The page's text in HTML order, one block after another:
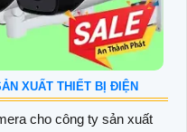
XUẤT THIẾT BỊ ĐIỆN
cho công ty sản xuất